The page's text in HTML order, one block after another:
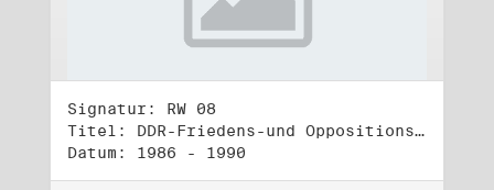
Signatur: RW 08
Titel: DDR-Friedens-und Oppositionsbewegung (1)
Datum: 1986 - 1990